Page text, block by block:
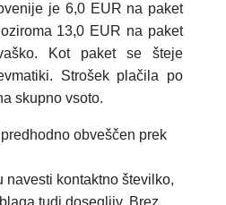
je 6,0 EUR na paket
13,0 EUR na paket
Kot paket se šteje
Strošek plačila po
skupno vsoto.
obveščen prek
navesti kontaktno številko,